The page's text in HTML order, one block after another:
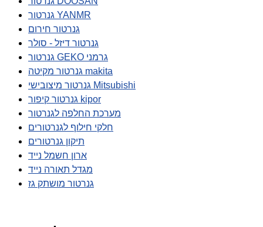
גנרטור YANMR
גנרטור חירום
גנרטור דיזל - סולר
גנרטור GEKO גרמני
גנרטור מקיטה makita
גנרטור מיצובישי Mitsubishi
גנרטור קיפור kipor
מערכת החלפה לגנרטור
חלקי חילוף לגנרטורים
תיקון גנרטורים
ארון חשמל נייד
מגדל תאורה נייד
גנרטור מושתק גז